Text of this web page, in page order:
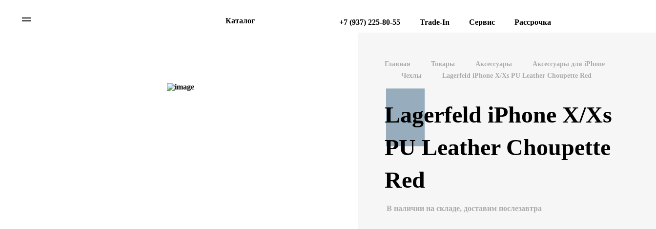
Каталог +7 (937) 225-80-55 Trade-In Сервис Рассрочка
Главная Товары Аксессуары
Аксессуары для iPhone
Чехлы
Lagerfeld iPhone X/Xs PU Leather Choupette Red
Lagerfeld iPhone X/Xs
PU Leather Choupette
Red
В наличии на складе, доставим послезавтра